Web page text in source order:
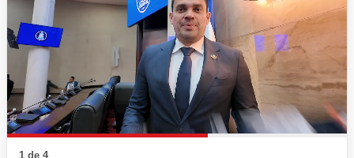
1 de 4